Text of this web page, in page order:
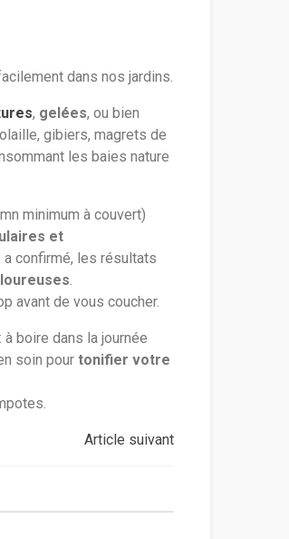
dans nos jardins.
, gelées, ou bien
gibiers, magrets de
les baies nature
minimum à couvert)
et
confirmé, les résultats
avant de vous coucher.
: à boire dans la journée
soin pour tonifier votre
Article suivant